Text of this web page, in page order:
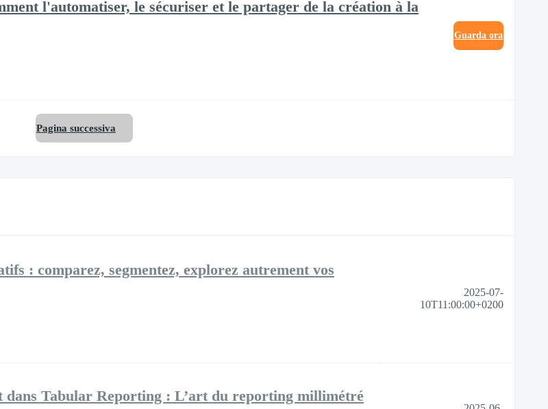
l'automatiser, le sécuriser et le partager de la création à la
Guarda ora
Pagina successiva
: comparez, segmentez, explorez autrement vos
2025-07-
10T11:00:00+0200
dans Tabular Reporting : L’art du reporting millimétré